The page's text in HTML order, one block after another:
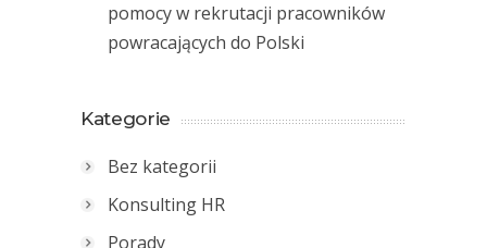
pomocy w rekrutacji pracowników
powracających do Polski
Kategorie
Bez kategorii
Konsulting HR
Porady